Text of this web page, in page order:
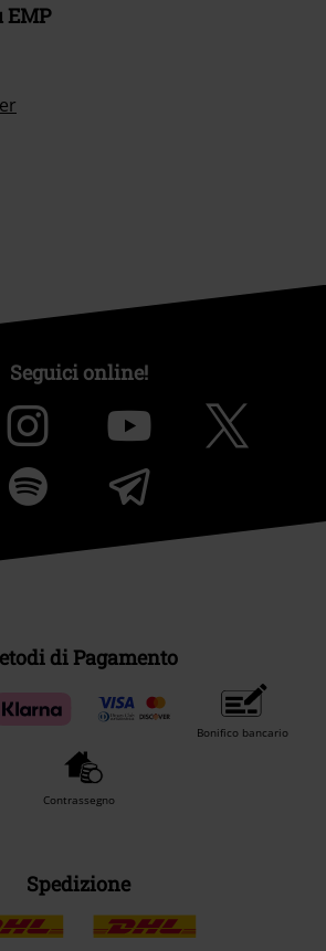
Seguici online!
di Pagamento
Bonifico bancario
Contrassegno
Spedizione